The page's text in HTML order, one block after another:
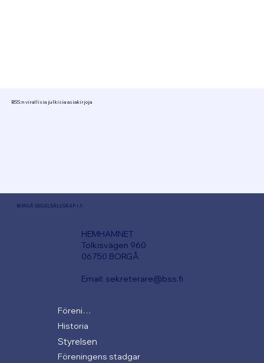
BSS:n virallisia julkisia asiakirjoja
BORGÅ SEGELSÄLLSKAP r.f.
Föreningen
Historia
Styrelsen
Föreningens stadgar
HEMHAMNET
Tolkisvägen 960
06750 BORGÅ
Email: sekreterare@bss.fi